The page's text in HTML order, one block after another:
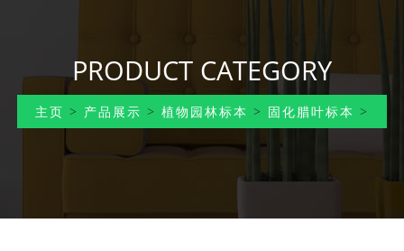
PRODUCT CATEGORY
主页 > 产品展示 > 植物园林标本 > 固化腊叶标本 >